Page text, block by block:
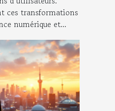
ces transformations
numérique et...